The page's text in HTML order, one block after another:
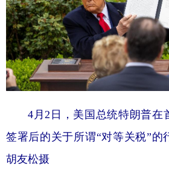
4月2日，美国总统特朗普在
签署后的关于所谓“对等关税”的
胡友松摄